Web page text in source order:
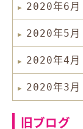
2020年6月
2020年5月
2020年4月
2020年3月
旧ブログ